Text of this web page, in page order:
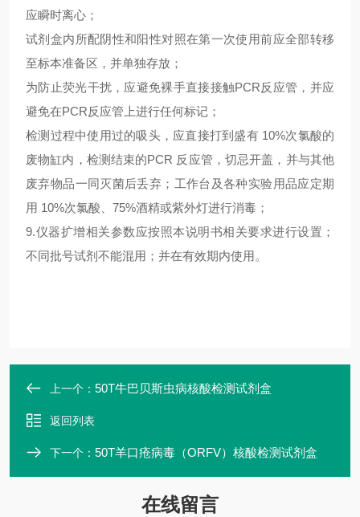
应瞬时离心；
试剂盒内所配阴性和阳性对照在第一次使用前应全部转移
至标本准备区，并单独存放；
为防止荧光干扰，应避免裸手直接接触PCR反应管，并应
避免在PCR反应管上进行任何标记；
检测过程中使用过的吸头，应直接打到盛有10%次氯酸的
废物缸内，检测结束的PCR 反应管，切忌开盖，并与其他
废弃物品一同灭菌后丢弃；工作台及各种实验用品应定期
用 10%次氯酸、75%酒精或紫外灯进行消毒；
9.仪器扩增相关参数应按照本说明书相关要求进行设置；
不同批号试剂不能混用；并在有效期内使用。
上一个： 50T牛巴贝斯虫病核酸检测试剂盒
返回列表
下一个： 50T羊口疮病毒（ORFV）核酸检测试剂盒
在线留言